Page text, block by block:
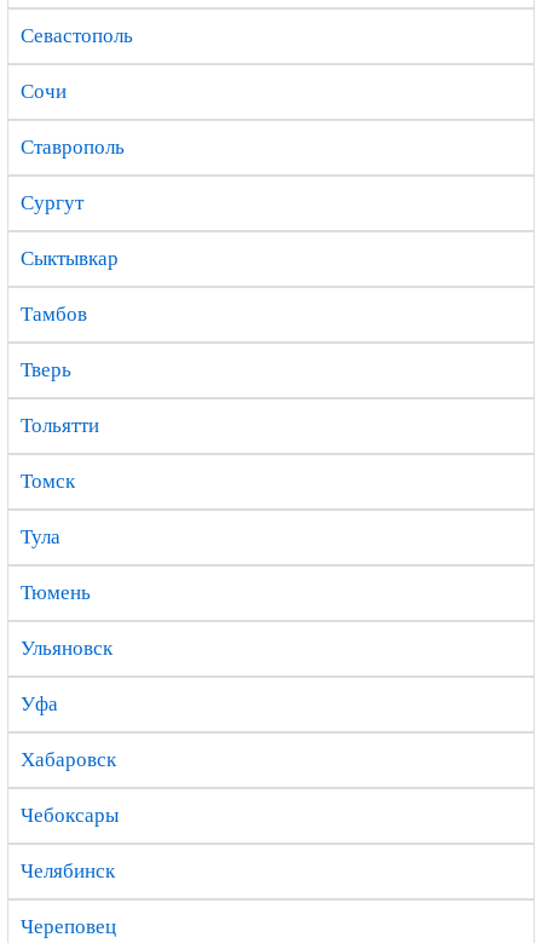
Севастополь
Сочи
Ставрополь
Сургут
Сыктывкар
Тамбов
Тверь
Тольятти
Томск
Тула
Тюмень
Ульяновск
Уфа
Хабаровск
Чебоксары
Челябинск
Череповец